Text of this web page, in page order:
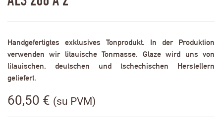
Handgefertigtes exklusives Tonprodukt. In der Produktion
verwenden wir litauische Tonmasse. Glaze wird uns von
litauischen, deutschen und tschechischen Herstellern
geliefert.
60,50 € (su PVM)